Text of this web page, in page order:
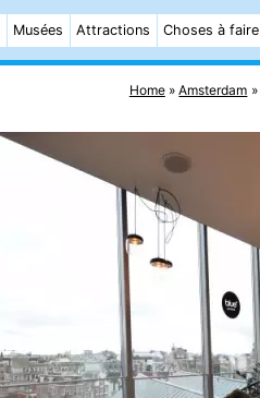
Musées Attractions Choses à faire
Home Amsterdam